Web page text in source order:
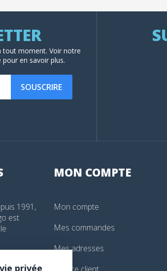
tout moment. Voirnotre
pour en savoir plus.
SOUSCRIRE
1991,
est
MON COMPTE
Mon compte
Mes commandes
Mes adresses
Service client
privée